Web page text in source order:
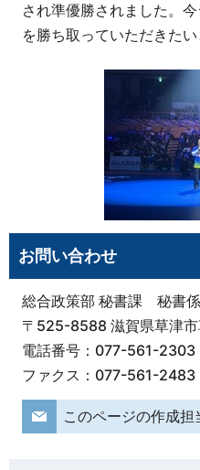
され準優勝されました。
を勝ち取っていただきた
お問い合わせ
総合政策部 秘書課 秘書係
〒525-8588 滋賀県草津
電話番号：077-561-2303
ファクス：077-561-2483
このページの作成